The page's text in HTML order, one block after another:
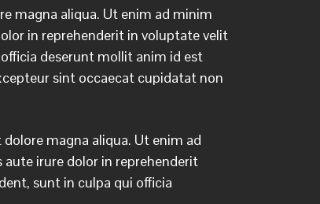
magna aliqua. Ut enim ad minim
in reprehenderit in voluptate velit
deserunt mollit anim id est
sint occaecat cupidatat non
magna aliqua. Ut enim ad
irure dolor in reprehenderit
sunt in culpa qui officia